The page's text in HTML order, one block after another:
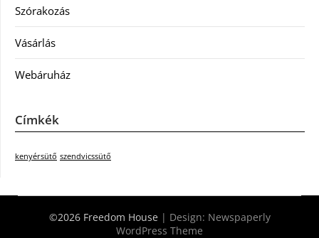
Szórakozás
Vásárlás
Webáruház
Címkék
kenyérsütő szendvicssütő
©2026 Freedom House | Design: Newspaperly
WordPress Theme